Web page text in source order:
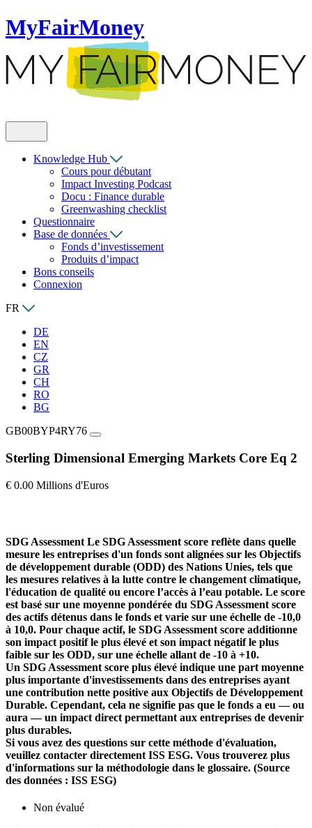
MyFairMoney
Knowledge Hub
Cours pour débutant
Impact Investing Podcast
Docu : Finance durable
Greenwashing checklist
Questionnaire
Base de données
Fonds d’investissement
Produits d’impact
Bons conseils
Connexion
FR
DE
EN
CZ
GR
CH
RO
BG
GB00BYP4RY76
Sterling Dimensional Emerging Markets Core Eq 2
€ 0.00 Millions d'Euros
SDG Assessment Le SDG Assessment score reflète dans quelle
mesure les entreprises d'un fonds sont alignées sur les Objectifs
de développement durable (ODD) des Nations Unies, tels que
les mesures relatives à la lutte contre le changement climatique,
l'éducation de qualité ou encore l’accès à l’eau potable. Le score
est basé sur une moyenne pondérée du SDG Assessment score
des actifs détenus dans le fonds et varie sur une échelle de -10,0
à 10,0. Pour chaque actif, le SDG Assessment score additionne
son impact positif le plus élevé et son impact négatif le plus
faible sur les ODD, sur une échelle allant de -10 à +10.
Un SDG Assessment score plus élevé indique une part moyenne
plus importante d'investissements dans des entreprises ayant
une contribution nette positive aux Objectifs de Développement
Durable. Cependant, cela ne signifie pas que le fonds a eu — ou
aura — un impact direct permettant aux entreprises de devenir
plus durables.
Si vous avez des questions sur cette méthode d'évaluation,
veuillez contacter directement ISS ESG. Vous trouverez plus
d'informations sur la méthodologie dans le glossaire. (Source
des données : ISS ESG)
Non évalué